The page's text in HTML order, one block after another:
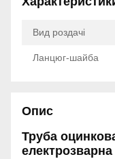
Вид роздачі
Ланцюг-шайба
Опис
Труба
електрозварна